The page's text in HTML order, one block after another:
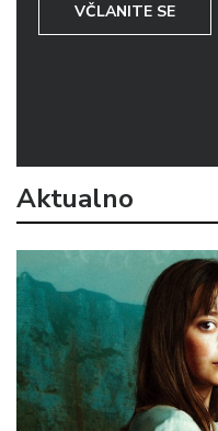
VČLANITE SE
Aktualno